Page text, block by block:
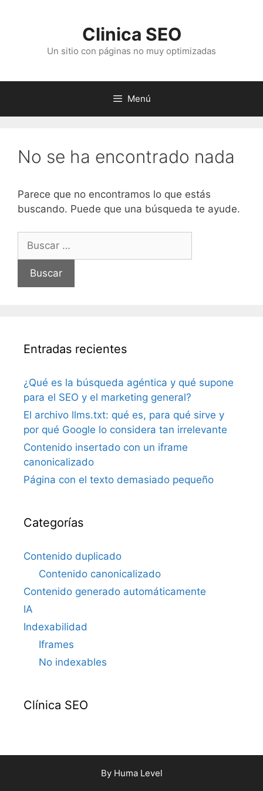
Clinica SEO
Un sitio con páginas no muy optimizadas
Menú
No se ha encontrado nada
Parece que no encontramos lo que estás
buscando. Puede que una búsqueda te ayude.
Entradas recientes
¿Qué es la búsqueda agéntica y qué supone
para el SEO y el marketing general?
El archivo llms.txt: qué es, para qué sirve y
por qué Google lo considera tan irrelevante
Contenido insertado con un iframe
canonicalizado
Página con el texto demasiado pequeño
Categorías
Contenido duplicado
Contenido canonicalizado
Contenido generado automáticamente
IA
Indexabilidad
Iframes
No indexables
Clínica SEO
By Huma Level